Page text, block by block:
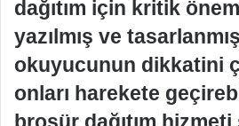
dağıtım için kritik
yazılmış ve
okuyucunun dikkatini
onları harekete
broşür dağıtım